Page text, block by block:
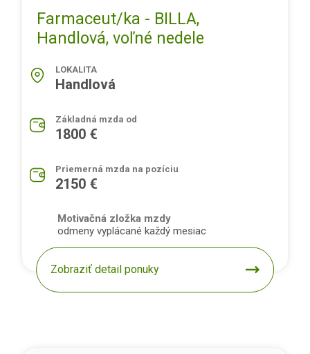
Farmaceut/ka - BILLA,
Handlová, voľné nedele
LOKALITA
Handlová
Základná mzda od
1800 €
Priemerná mzda na pozíciu
2150 €
Motivačná zložka mzdy
odmeny vyplácané každý mesiac
Zobraziť detail ponuky